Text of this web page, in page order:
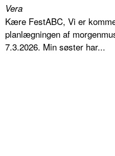
Vera
Kære FestABC, Vi er
planlægningen af
7.3.2026. Min søster har...